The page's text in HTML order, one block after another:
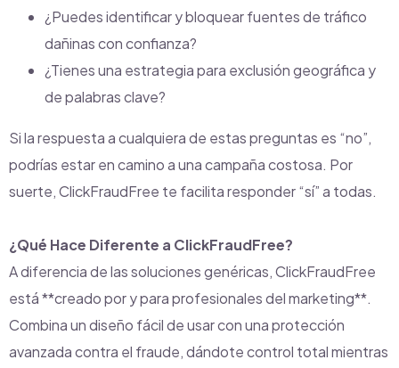
¿Puedes identificar y bloquear fuentes de tráfico
dañinas con confianza?
¿Tienes una estrategia para exclusión geográfica y
de palabras clave?
Si la respuesta a cualquiera de estas preguntas es “no”,
podrías estar en camino a una campaña costosa. Por
suerte, ClickFraudFree te facilita responder “sí” a todas.
¿Qué Hace Diferente a ClickFraudFree?
A diferencia de las soluciones genéricas, ClickFraudFree
está **creado por y para profesionales del marketing**.
Combina un diseño fácil de usar con una protección
avanzada contra el fraude, dándote control total mientras